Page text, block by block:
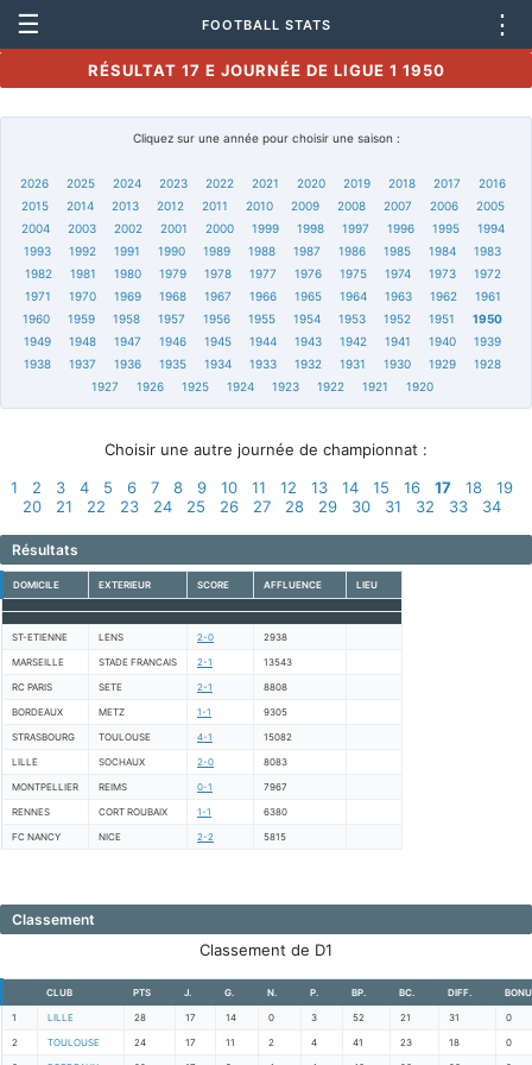
☰ FOOTBALL STATS ⋮
RÉSULTAT 17 E JOURNÉE DE LIGUE 1 1950
Cliquez sur une année pour choisir une saison :
2026 2025 2024 2023 2022 2021 2020 2019 2018 2017
2016
2015
2014 2013 2012 2011 2010 2009 2008 2007 2006
2005
2004
2003 2002 2001 2000 1999 1998 1997 1996 1995
1994
1993
1992 1991 1990 1989 1988 1987 1986 1985 1984
1983
1982
1981 1980 1979 1978 1977 1976 1975 1974 1973
1972
1971
1970 1969 1968 1967 1966 1965 1964 1963 1962
1961
1960
1959 1958 1957 1956 1955 1954 1953 1952 1951
1950
1949
1948 1947 1946 1945 1944 1943 1942 1941 1940
1939
1938
1937 1936 1935 1934 1933 1932 1931 1930 1929
1928
1927
1926 1925 1924 1923 1922 1921 1920
Choisir une autre journée de championnat :
1
2 3 4 5 6 7 8 9 10 11 12 13 14 15 16 17 18
19
20
21 22 23 24 25 26 27 28 29 30 31 32 33 34
Résultats
DOMICILE EXTERIEUR SCORE AFFLUENCE LIEU
ST-ETIENNE LENS 2-0 2938
MARSEILLE STADE FRANCAIS 2-1 13543
RC PARIS SETE 2-1 8808
BORDEAUX METZ 1-1 9305
STRASBOURG TOULOUSE 4-1 15082
LILLE SOCHAUX 2-0 8083
MONTPELLIER REIMS 0-1 7967
RENNES CORT ROUBAIX 1-1 6380
FC NANCY NICE 2-2 5815
Classement
Classement de D1
CLUB PTS J. G. N. P. BP. BC. DIFF.
1 LILLE 28 17 14 0 3 52 21 31 0
2 TOULOUSE 24 17 11 2 4 41 23 18 0